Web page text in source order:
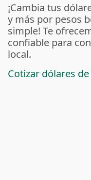
¡Cambia tus
y más por pesos
simple! Te
confiable para
local.
Cotizar dólares